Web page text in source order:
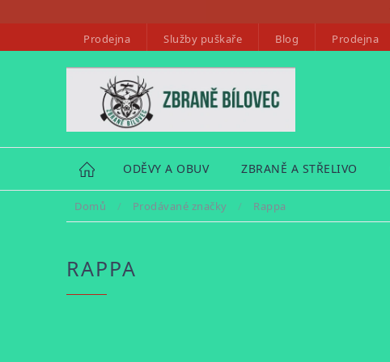
Prodejna Služby puškaře Blog Prodejna
HOME ODĚVY A OBUV ZBRANĚ A STŘELIVO
Domů / Prodávané značky / Rappa
RAPPA